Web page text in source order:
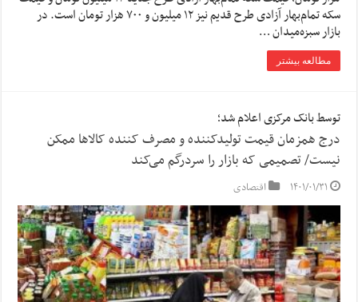
سکه تمام‌بهار آزادی طرح قدیم نیز ۱۲ میلیون و ۷۰۰ هزار تومان است. در
بازار سبزه‌میدان …
مطالعه بیشتر
توسط بانک مرکزی اعلام شد؛
درج همزمان قیمت تولیدکننده و مصرف کننده کالاها ممکن
نیست/ تصمیمی که بازار را سردرگم می‌کند
۱۴۰۱/۰۱/۳۱ اقتصادی